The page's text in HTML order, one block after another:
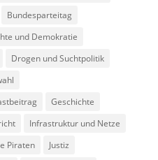
Bundesparteitag
und Demokratie
Drogen und Suchtpolitik
Geschichte
Infrastruktur und Netze
Piraten
Justiz